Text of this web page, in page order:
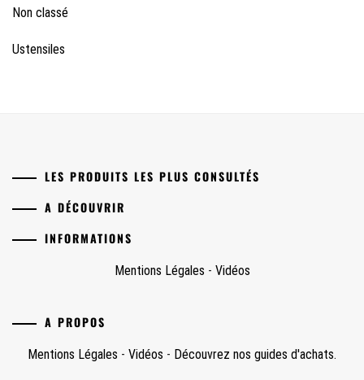
Non classé
Ustensiles
LES PRODUITS LES PLUS CONSULTÉS
A DÉCOUVRIR
INFORMATIONS
Mentions Légales - Vidéos
A PROPOS
Mentions Légales - Vidéos - Découvrez nos guides d'achats.